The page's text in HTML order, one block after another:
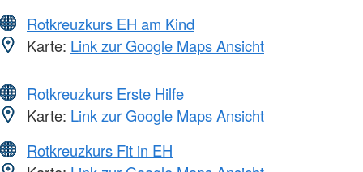
Rotkreuzkurs EH am Kind
Karte: Link zur Google Maps Ansicht
Rotkreuzkurs Erste Hilfe
Karte: Link zur Google Maps Ansicht
Rotkreuzkurs Fit in EH